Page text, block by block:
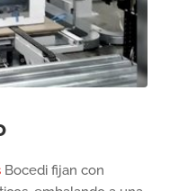
Bocedi fijan con